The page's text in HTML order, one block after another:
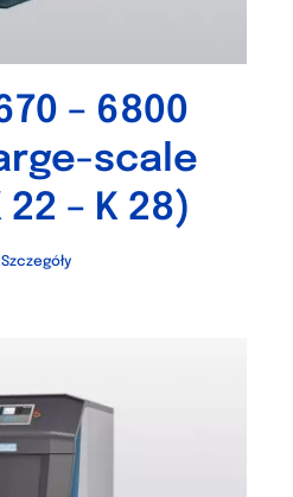
– 6800
scale
– K 28)
Szczegóły